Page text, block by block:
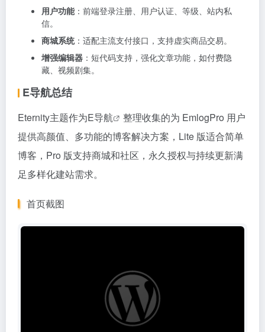
用户功能：前端登录注册、用户认证、等级、站内私
信。
商城系统：适配主流支付接口，支持虚实商品交易。
增强编辑器 ：短代码支持，强化文章功能，如付费隐
藏、视频剧集。
E导航总结
Eternity主题作为E导航
整理收集的为 EmlogPro 用户
提供高颜值、多功能的博客解决方案，Lite 版适合简单
博客，Pro 版支持商城和社区，永久授权与持续更新满
足多样化建站需求。
首页截图